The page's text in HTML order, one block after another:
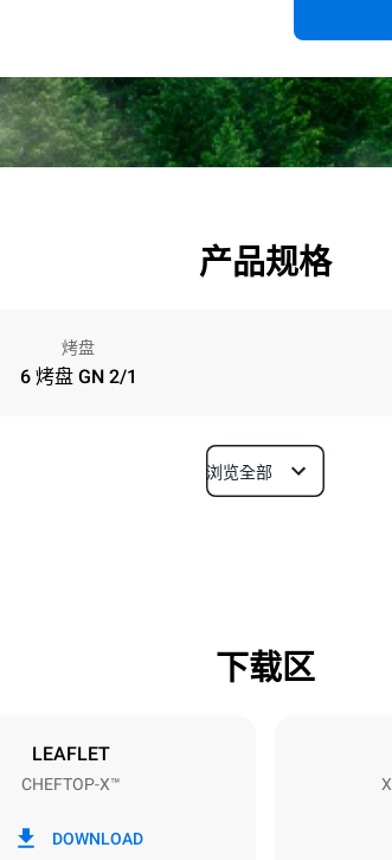
产品规格
烤盘
6 烤盘 GN 2/1
烤盘尺寸
/ 220-240V 3~
浏览全部
下载区
LEAFLET
CHEFTOP-X™
DOWNLOAD